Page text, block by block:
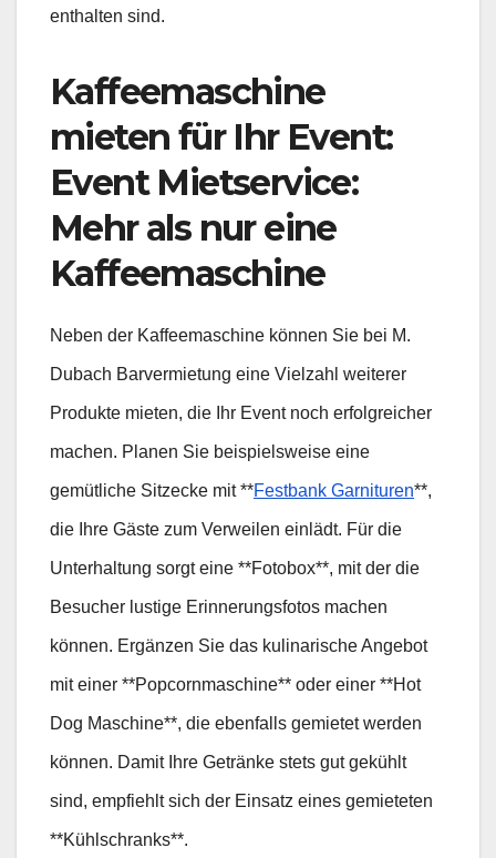
enthalten sind.
Kaffeemaschine
mieten für Ihr Event:
Event Mietservice:
Mehr als nur eine
Kaffeemaschine
Neben der Kaffeemaschine können Sie bei M.
Dubach Barvermietung eine Vielzahl weiterer
Produkte mieten, die Ihr Event noch erfolgreicher
machen. Planen Sie beispielsweise eine
gemütliche Sitzecke mit **Festbank Garnituren**,
die Ihre Gäste zum Verweilen einlädt. Für die
Unterhaltung sorgt eine **Fotobox**, mit der die
Besucher lustige Erinnerungsfotos machen
können. Ergänzen Sie das kulinarische Angebot
mit einer **Popcornmaschine** oder einer **Hot
Dog Maschine**, die ebenfalls gemietet werden
können. Damit Ihre Getränke stets gut gekühlt
sind, empfiehlt sich der Einsatz eines gemieteten
**Kühlschranks**.